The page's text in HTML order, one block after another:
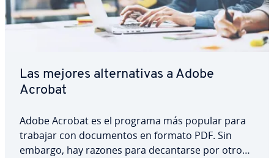
Las mejores al­te­r­na­ti­vas a Adobe
Acrobat
Adobe Acrobat es el programa más popular para
trabajar con do­cu­me­n­tos en formato PDF. Sin
embargo, hay razones para de­ca­n­tar­se por otros